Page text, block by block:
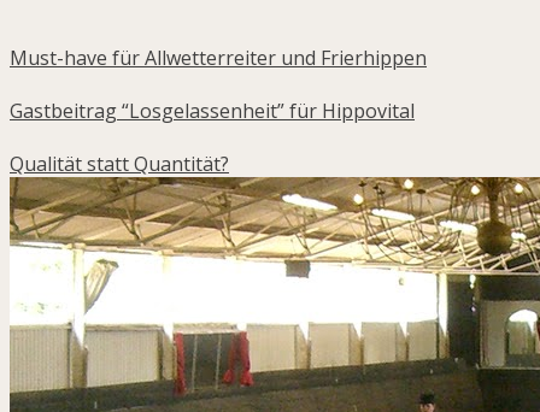
Must-have für Allwetterreiter und Frierhippen
Gastbeitrag “Losgelassenheit” für Hippovital
Qualität statt Quantität?